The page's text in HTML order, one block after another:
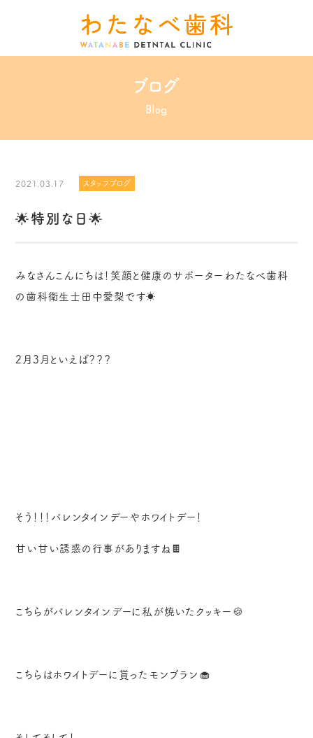
ブログ
Blog
2021.03.17 スタッフブログ
🌟特別な日🌟
みなさんこんにちは！笑顔と健康のサポーターわたなべ歯科
の歯科衛生士田中愛梨です☀️
2月3月といえば？？？
そう！！！バレンタインデーやホワイトデー！
甘い甘い誘惑の行事がありますね🍫
こちらがバレンタインデーに私が焼いたクッキー🍪
こちらはホワイトデーに貰ったモンブラン🧁